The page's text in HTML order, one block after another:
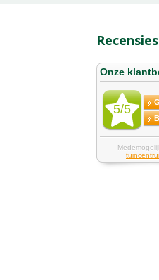
Recensies